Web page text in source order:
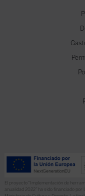
El proyecto “Implementación de
anualidad 2022” ha sido financiado